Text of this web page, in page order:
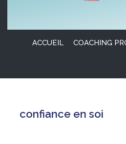
ACCUEIL COACHING
confiance en soi